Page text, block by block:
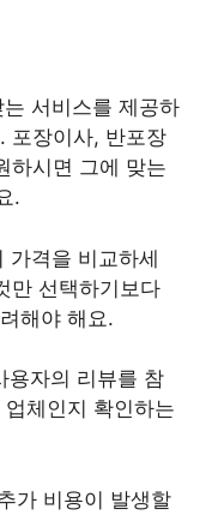
서비스를 제공하
포장이사, 반포장
하시면 그에 맞는
.
가격을 비교하세
만 선택하기보다
해야 해요.
용자의 리뷰를 참
체인지 확인하는
가 비용이 발생할